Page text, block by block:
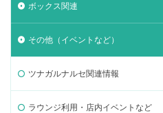
ボックス関連
その他（イベントなど）
ツナガルナルセ関連情報
ラウンジ利用・店内イベントなど